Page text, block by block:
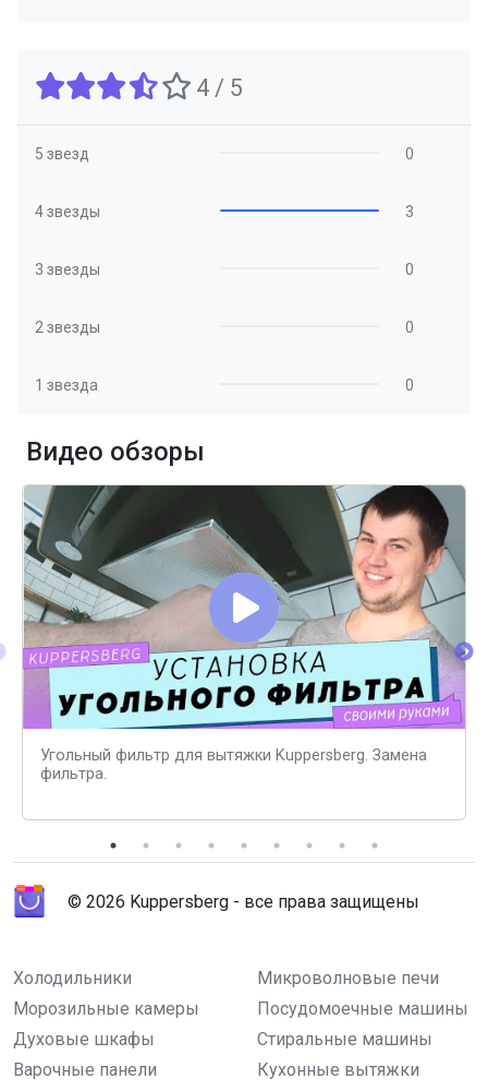
4 / 5
5 звезд 0
4 звезды 3
3 звезды 0
2 звезды 0
1 звезда 0
Видео обзоры
Угольный фильтр для вытяжки Kuppersberg. Замена
фильтра.
© 2026 Kuppersberg - все права защищены
Холодильники
Микроволновые печи
Морозильные камеры
Посудомоечные машины
Духовые шкафы
Стиральные машины
Варочные панели
Кухонные вытяжки